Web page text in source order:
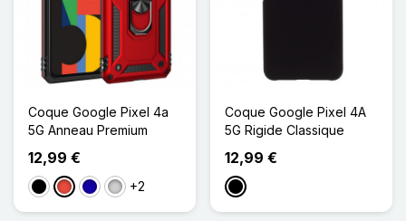
Coque Google Pixel 4a
5G Anneau Premium
12,99 €
NoirRougeBleu Foncé
Argenté
+2
Coque Google Pixel 4A
5G Rigide Classique
12,99 €
Noir